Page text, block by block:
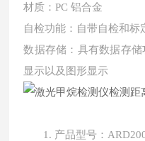
材质：PC铝合金
自检功能：自带自检和标
数据存储：具有数据存
显示以及图形显示
1. 产品型号：